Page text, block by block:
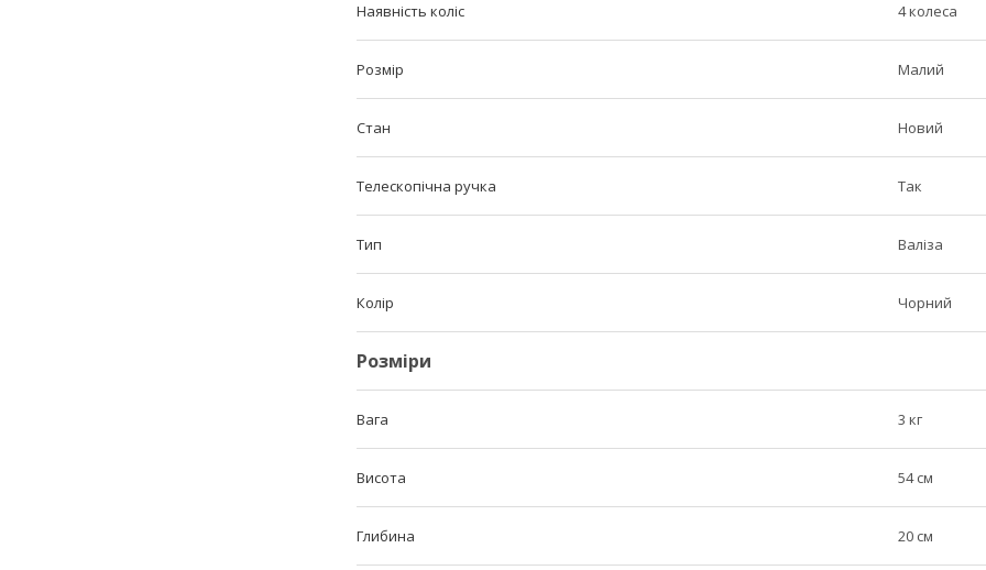
Наявність коліс 4 колеса
Розмір Малий
Стан Новий
Телескопічна ручка Так
Тип Валіза
Колір Чорний
Розміри
Вага 3 кг
Висота 54 см
Глибина 20 см